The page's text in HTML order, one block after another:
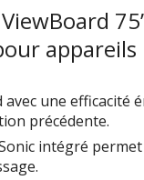
avec une efficacité
précédente.
intégré